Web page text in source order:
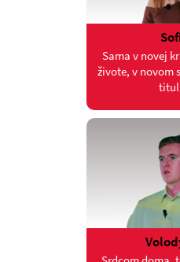
Sama v novej
živote, v novom